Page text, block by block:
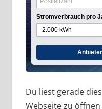
Stromverbrauch pro
Du liest gerade
Webseite zu